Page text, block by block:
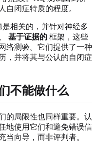
自闭症特质的程度。
是相关的，并针对神经多
基于证据的 框架，这些
络测验。它们提供了一种
，并将其与公认的自闭症
不能做什么
的局限性也同样重要。认
地使用它们和避免错误信
当向导，而非评判者。